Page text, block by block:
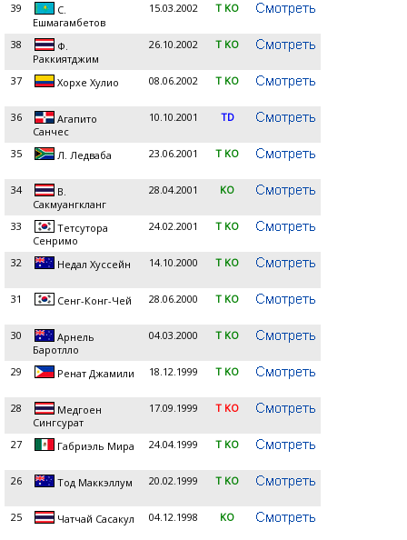
39
С.
Ешмагамбетов
15.03.2002 T KO
38
Ф.
Раккиятджим
26.10.2002 T KO
37 Хорхе Хулио 08.06.2002 T KO
36
Агапито
Санчес
10.10.2001 TD
35 Л. Ледваба 23.06.2001 T KO
34
В.
Сакмуангкланг
28.04.2001 KO
33
Тетсутора
Сенримо
24.02.2001 T KO
32 Недал Хуссейн 14.10.2000 T KO
31 Сенг-Конг-Чей 28.06.2000 T KO
30
Арнель
Баротлло
04.03.2000 T KO
29 Ренат Джамили 18.12.1999 T KO
28
Медгоен
Сингсурат
17.09.1999 T KO
27 Габриэль Мира 24.04.1999 T KO
26 Тод Маккэллум 20.02.1999 T KO
25 Чатчай Сасакул 04.12.1998 KO